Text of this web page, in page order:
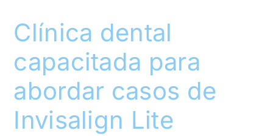
Clínica dental
capacitada para
abordar casos de
Invisalign Lite